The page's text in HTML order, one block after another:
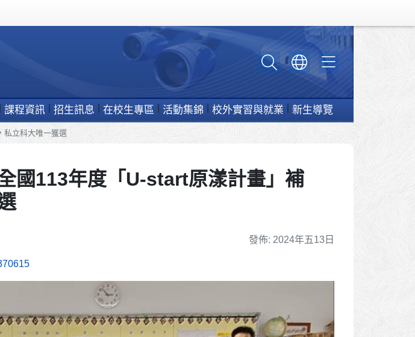
課程資訊 招生訊息 在校生專區 活動集錦 校外實習與就業 新生導覽
私立科大唯一獲選
國113年度「U-start原漾計畫」補
發佈: 2024年五13日